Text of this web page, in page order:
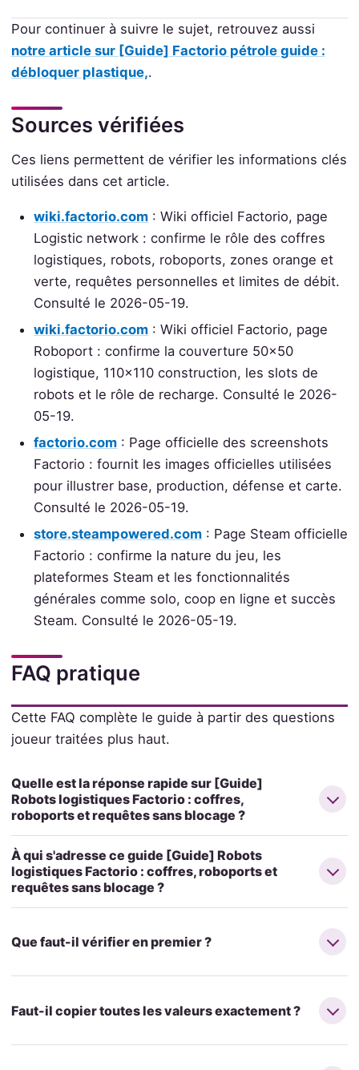
Pour continuer à suivre le sujet, retrouvez aussi
notre article sur [Guide] Factorio pétrole guide :
débloquer plastique,.
Sources vérifiées
Ces liens permettent de vérifier les informations clés
utilisées dans cet article.
wiki.factorio.com : Wiki officiel Factorio, page
Logistic network : confirme le rôle des coffres
logistiques, robots, roboports, zones orange et
verte, requêtes personnelles et limites de débit.
Consulté le 2026-05-19.
wiki.factorio.com : Wiki officiel Factorio, page
Roboport : confirme la couverture 50x50
logistique, 110x110 construction, les slots de
robots et le rôle de recharge. Consulté le 2026-
05-19.
factorio.com : Page officielle des screenshots
Factorio : fournit les images officielles utilisées
pour illustrer base, production, défense et carte.
Consulté le 2026-05-19.
store.steampowered.com : Page Steam officielle
Factorio : confirme la nature du jeu, les
plateformes Steam et les fonctionnalités
générales comme solo, coop en ligne et succès
Steam. Consulté le 2026-05-19.
FAQ pratique
Cette FAQ complète le guide à partir des questions
joueur traitées plus haut.
Quelle est la réponse rapide sur [Guide]
Robots logistiques Factorio : coffres,
roboports et requêtes sans blocage ?
À qui s'adresse ce guide [Guide] Robots
logistiques Factorio : coffres, roboports et
requêtes sans blocage ?
Que faut-il vérifier en premier ?
Faut-il copier toutes les valeurs exactement ?